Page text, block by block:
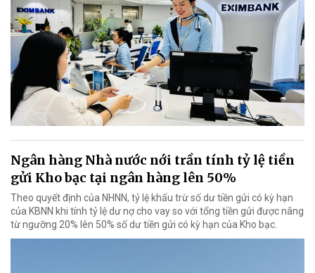
Ngân hàng Nhà nước nới trần tính tỷ lệ tiền
gửi Kho bạc tại ngân hàng lên 50%
Theo quyết định của NHNN, tỷ lệ khấu trừ số dư tiền gửi có kỳ hạn
của KBNN khi tính tỷ lệ dư nợ cho vay so với tổng tiền gửi được nâng
từ ngưỡng 20% lên 50% số dư tiền gửi có kỳ hạn của Kho bạc.